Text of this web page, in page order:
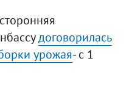
договорилась
урожая- с 1